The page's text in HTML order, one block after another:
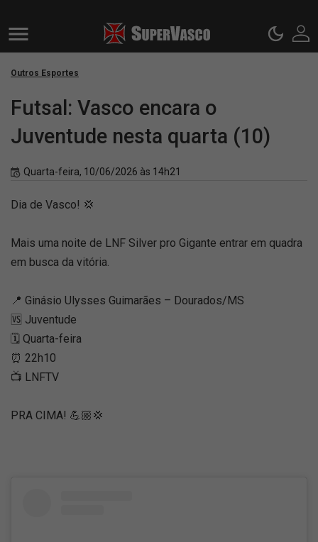
Outros Esportes
Futsal: Vasco encara o
Juventude nesta quarta (10)
Quarta-feira, 10/06/2026 às 14h21
Dia de Vasco! 💢
Mais uma noite de LNF Silver pro Gigante entrar em quadra
em busca da vitória.
📍 Ginásio Ulysses Guimarães – Dourados/MS
🆚 Juventude
🗓️ Quarta-feira
⏰ 22h10
📺 LNFTV
PRA CIMA! 💪🏼💢